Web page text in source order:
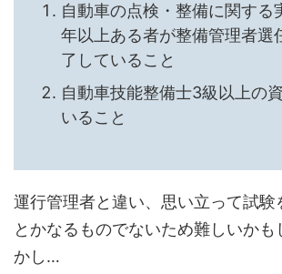
自動車の点検・整備に関する
年以上ある者が整備管理者選
了していること
自動車技能整備士3級以上の
いること
運行管理者と違い、思い立って試験
とかなるものでないため難しいかも
かし…